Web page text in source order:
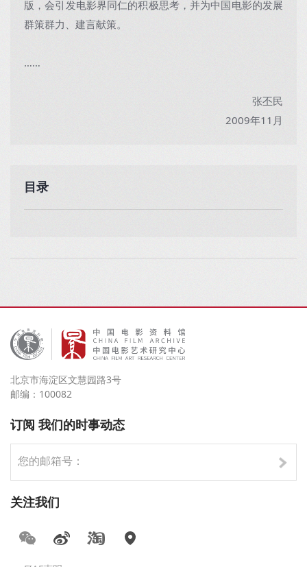
版，会引发电影界同仁的积极思考，并为中国电影的发展
群策群力、建言献策。
……
张丕民
2009年11月
目录
北京市海淀区文慧园路3号
邮编：100082
订阅 我们的时事动态
关注我们